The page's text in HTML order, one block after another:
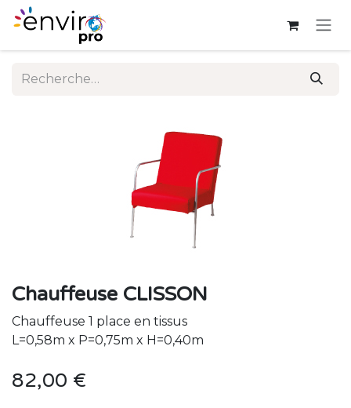
Se rendre au contenu
Chauffeuse CLISSON
Chauffeuse 1 place en tissus
L=0,58m x P=0,75m x H=0,40m
82,00 €